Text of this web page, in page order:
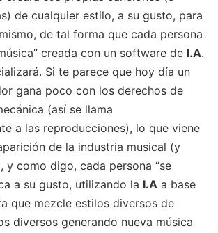
de cualquier estilo, a su gusto, para
de tal forma que cada persona
creada con un software de I.A.
Si te parece que hoy día un
gana poco con los derechos de
(así se llama
a las reproducciones), lo que viene
de la industria musical (y
y como digo, cada persona “se
a su gusto, utilizando la I.A a base
que mezcle estilos diversos de
diversos generando nueva música